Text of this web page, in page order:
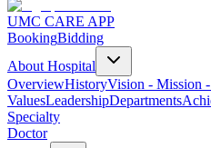
UMC CARE APP
BookingBidding
About Hospital
OverviewHistoryVision - Mission
ValuesLeadershipDepartments
Specialty
Doctor